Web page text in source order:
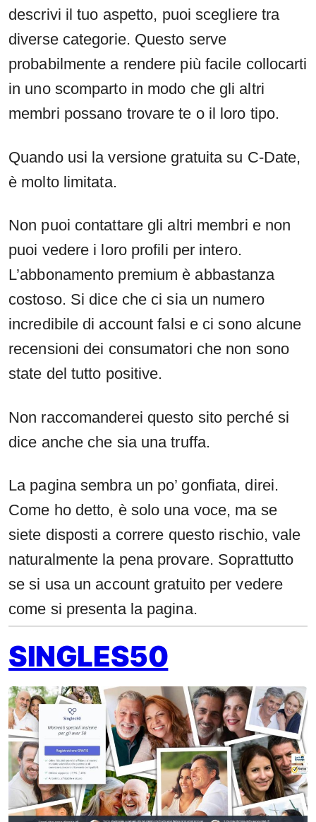
descrivi il tuo aspetto, puoi scegliere tra
diverse categorie. Questo serve
probabilmente a rendere più facile collocarti
in uno scomparto in modo che gli altri
membri possano trovare te o il loro tipo.
Quando usi la versione gratuita su C-Date,
è molto limitata.
Non puoi contattare gli altri membri e non
puoi vedere i loro profili per intero.
L’abbonamento premium è abbastanza
costoso. Si dice che ci sia un numero
incredibile di account falsi e ci sono alcune
recensioni dei consumatori che non sono
state del tutto positive.
Non raccomanderei questo sito perché si
dice anche che sia una truffa.
La pagina sembra un po’ gonfiata, direi.
Come ho detto, è solo una voce, ma se
siete disposti a correre questo rischio, vale
naturalmente la pena provare. Soprattutto
se si usa un account gratuito per vedere
come si presenta la pagina.
SINGLES50